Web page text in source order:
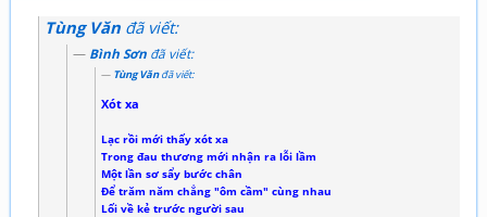
Tùng Văn đã viết:
Bình Sơn đã viết:
Tùng Vănđã viết:
Xót xa
Lạc rồi mới thấy xót xa
Trong đau thương mới nhận ra lỗi lầm
Một lần sơ sẩy bước chân
Để trăm năm chẳng "ôm cầm" cùng nhau
Lối về kẻ trước người sau